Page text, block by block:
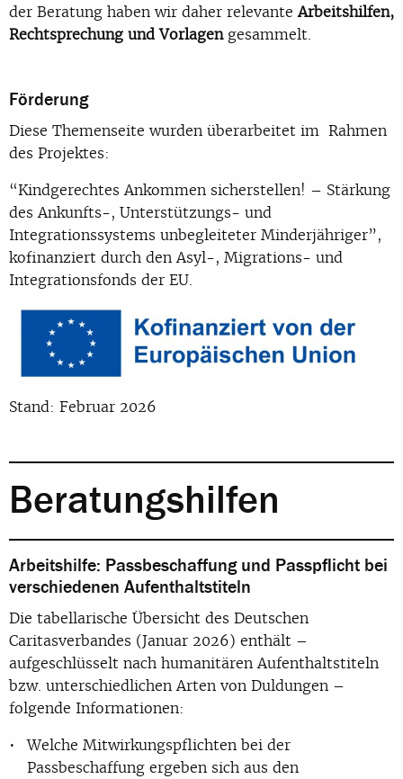
der Beratung haben wir daher relevanteArbeitshilfen,
Rechtsprechung und Vorlagengesammelt.
Förderung
Diese Themenseite wurden überarbeitet im Rahmen
des Projektes:
“Kindgerechtes Ankommen sicherstellen! – Stärkung
des Ankunfts-, Unterstützungs- und
Integrationssystems unbegleiteter Minderjähriger”,
kofinanziert durch den Asyl-, Migrations- und
Integrationsfonds der EU.
Stand: Februar 2026
Beratungshilfen
Arbeitshilfe: Passbeschaffung und Passpflicht bei
verschiedenen Aufenthaltstiteln
Die tabellarische Übersicht des Deutschen
Caritasverbandes (Januar 2026) enthält –
aufgeschlüsselt nach humanitären Aufenthaltstiteln
bzw. unterschiedlichen Arten von Duldungen –
folgende Informationen:
Welche Mitwirkungspflichten bei der
Passbeschaffung ergeben sich aus den